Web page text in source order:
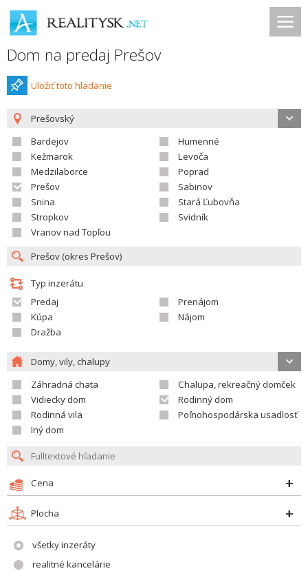
Dom na predaj Prešov
Uložiť toto hladanie
Prešovský
Bardejov
Humenné
Kežmarok
Levoča
Medzilaborce
Poprad
Prešov
Sabinov
Snina
Stará Ľubovňa
Stropkov
Svidník
Vranov nad Topľou
Typ inzerátu
Predaj
Prenájom
Kúpa
Nájom
Dražba
Domy, vily, chalupy
Záhradná chata
Chalupa, rekreačný domček
Vidiecky dom
Rodinný dom
Rodinná vila
Poľnohospodárska usadlosť
Iný dom
Cena
Plocha
všetky inzeráty
realitné kancelárie